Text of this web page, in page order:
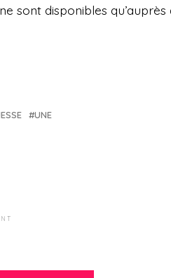
sont disponibles qu’auprès
UNE